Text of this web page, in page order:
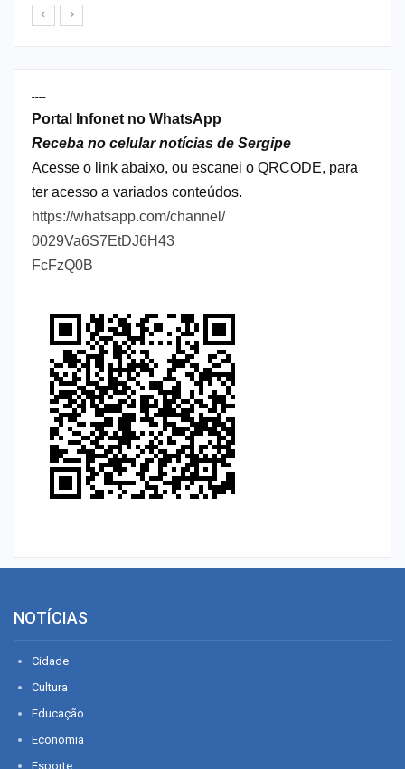
----
Portal Infonet no WhatsApp
Receba no celular notícias de Sergipe
Acesse o link abaixo, ou escanei o QRCODE, para
ter acesso a variados conteúdos.
https://whatsapp.com/channel/
0029Va6S7EtDJ6H43
FcFzQ0B
NOTÍCIAS
Cidade
Cultura
Educação
Economia
Esporte